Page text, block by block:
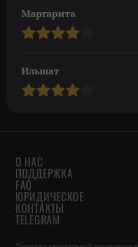
Маргарита
Ильшат
О НАС
ПОДДЕРЖКА
FAQ
ЮРИДИЧЕСКОЕ
КОНТАКТЫ
TELEGRAM